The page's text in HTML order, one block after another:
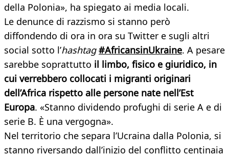
della Polonia», ha spiegato ai media locali.
Le denunce di razzismo si stanno però
diffondendo di ora in ora su Twitter e sugli altri
social sotto l’hashtag #AfricansinUkraine. A pesare
sarebbe soprattutto il limbo, fisico e giuridico, in
cui verrebbero collocati i migranti originari
dell’Africa rispetto alle persone nate nell’Est
Europa. «Stanno dividendo profughi di serie A e di
serie B. È una vergogna».
Nel territorio che separa l’Ucraina dalla Polonia, si
stanno riversando dall’inizio del conflitto centinaia